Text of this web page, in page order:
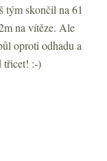
tým skončil na 61
na vítěze. Ale
oproti odhadu a
třicet! :-)